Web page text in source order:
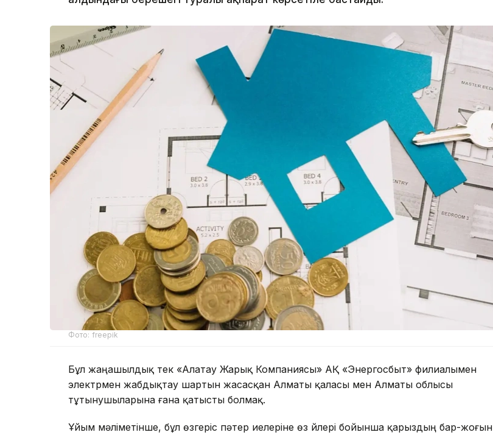
Фото: freepik
Бұл жаңашылдық тек «Алатау Жарық Компаниясы» АҚ «Энергосбыт» филиалымен
электрмен жабдықтау шартын жасасқан Алматы қаласы мен Алматы облысы
тұтынушыларына ғана қатысты болмақ.
Ұйым мәліметінше, бұл өзгеріс пәтер иелеріне өз үйлері бойынша қарыздың бар-жоғын